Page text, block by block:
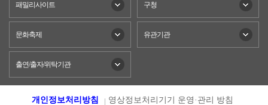
패밀리사이트 구청
문화축제 유관기관
출연/출자/위탁기관
개인정보처리방침
영상정보처리기기 운영·관리 방침